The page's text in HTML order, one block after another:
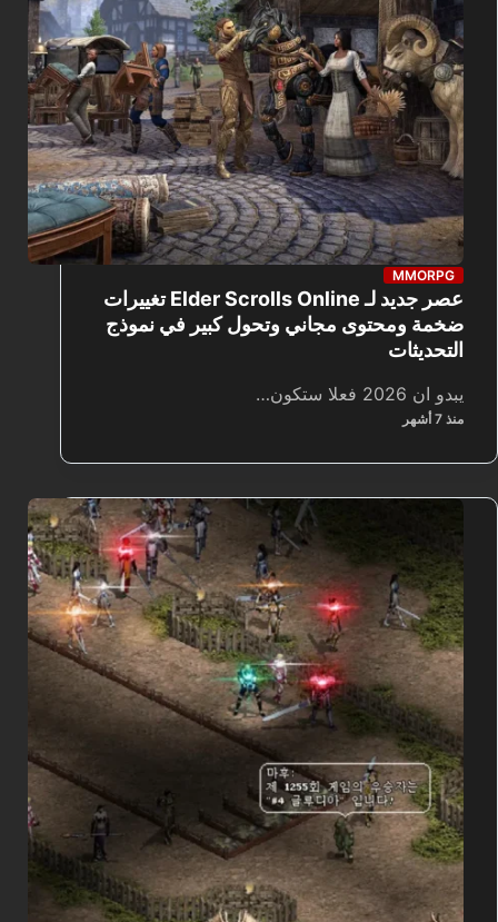
MMORPG
عصر جديد لـ Elder Scrolls Online تغييرات
ضخمة ومحتوى مجاني وتحول كبير في نموذج
التحديثات
يبدو ان 2026 فعلا ستكون…
منذ 7 أشهر